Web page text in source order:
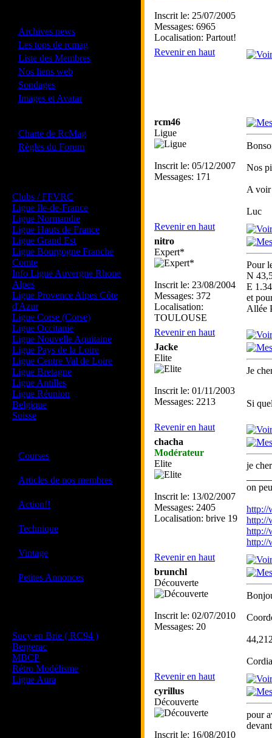
Archives news
Les tops de rcmag
Liste des Membres
Nos liens web
Sondages
Images et Avatar
Charte de RcMag
Règles du Forum
Clubs / FFVRC
Ligue Ile-de-France
Ligue Normandie
Ligue Hauts de France
Ligue Grand Est
Ligue Bourgogne Franche
Comte
Info Ligue Auvergne Rhone
Alpes
Ligue Provence Alpes Côte
d'Azur
Ligue Corse (Corse)
Ligue Occitanie
Ligue Nouvelle Aquitaine
Ligue Pays de la Loire
Ligue Centre Val de Loire
Ligue Bretagne
Ligue Antilles
Ligue Réunion
Belgique
Suisse
Courses
Articles de nos membres
Action!!
Technique
Vintage
Petites Annonces
Sucy en Brie ( RC94 )
Bergerac
MBCP
Rétro Modélisme
Ligue Aura
Inscrit le: 25/07/2005
Messages: 6965
Localisation: Partout!
Revenir en haut
rcm46
Ligue
Inscrit le: 05/12/2007
Messages: 171
Nos
A
Luc
Revenir en haut
nitro
Expert*
Inscrit le: 23/08/2004
Messages: 372
Localisation:
TOULOUSE
Pour
N
E
et
Allée
Revenir en haut
Jacke
Elite
Inscrit le: 01/11/2003
Messages: 2213
Je
Si
Revenir en haut
chacha
Modérateur
Elite
Inscrit le: 13/02/2007
Messages: 2405
Localisation: brive 19
je
on
http://
http://
http://
http://
Revenir en haut
brunchl
Découverte
Inscrit le: 02/07/2010
Messages: 20
Revenir en haut
cyrillus
Découverte
Inscrit le: 16/08/2010
pour